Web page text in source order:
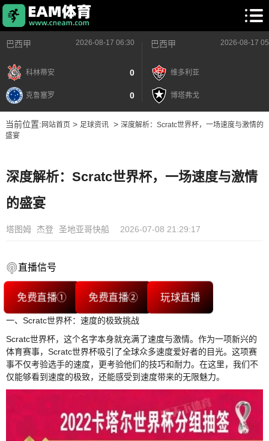
巴西甲 2026-08-17 06:30
科林蒂安 0
克鲁塞罗 0
巴西甲 2026-08-17
维多利亚
博塔弗戈
当前位置: 网站首页> 足球资讯> 深度解析：Scratc世界杯，一场速度与激情的
盛宴
深度解析：Scratc世界杯，一场速度与激情
的盛宴
塔图姆 杰登 圣地亚哥快船 2026-07-08 21:29:17
直播信号
免费直播① 免费直播② 玩球直播
一、Scratc世界杯：速度的极致挑战
Scratc世界杯，这个名字本身就充满了速度与激情。作为一项新兴的
体育赛事，Scratc世界杯吸引了全球众多速度爱好者的目光。这项赛
事不仅考验选手的速度，更考验他们的技巧和耐力。在这里，我们不
仅能够看到速度的极致，还能感受到速度带来的无限魅力。